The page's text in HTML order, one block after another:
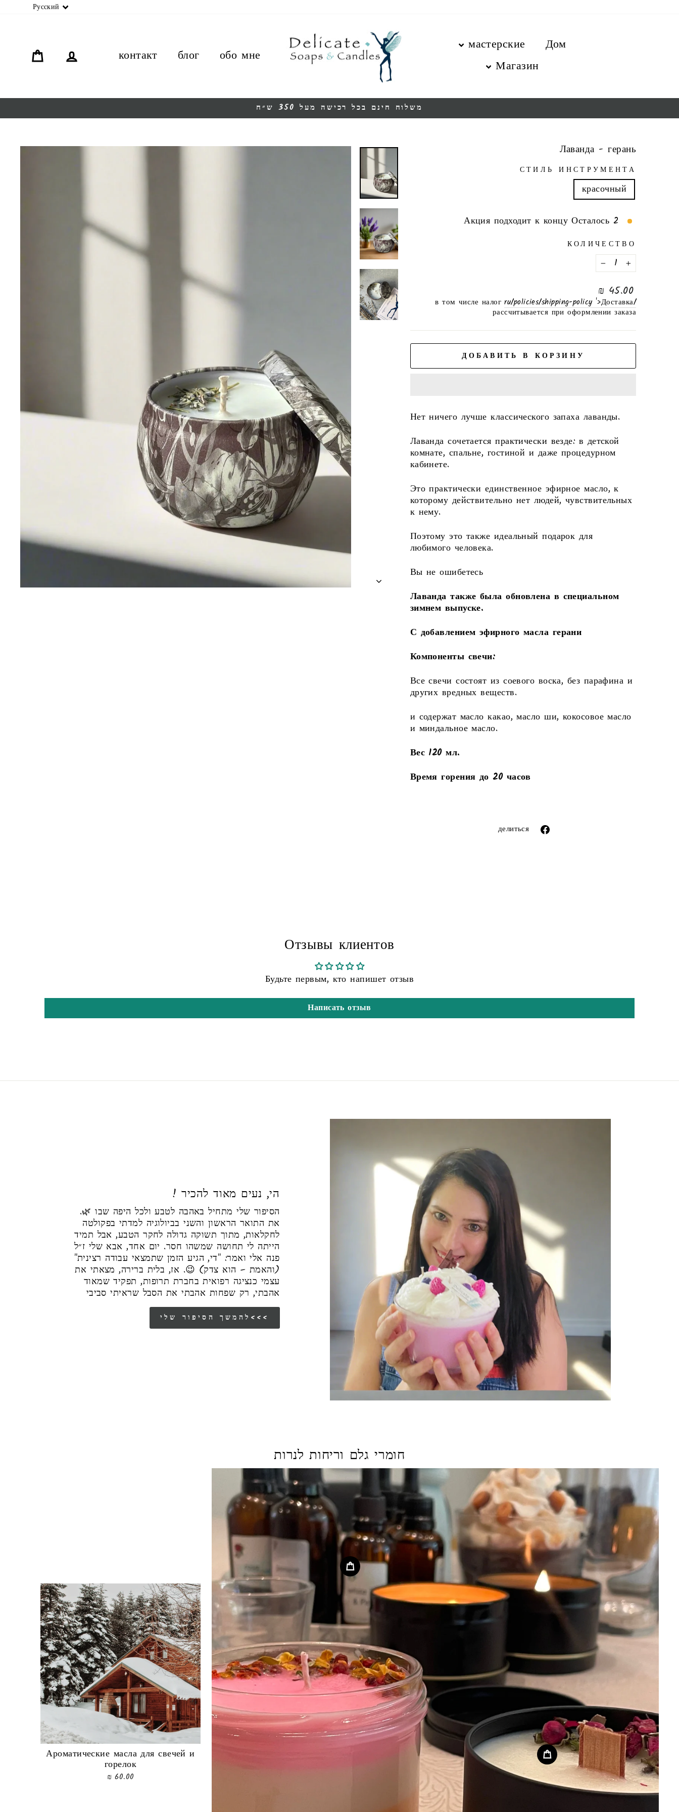
язык
Русский
Дом
мастерские
Магазин
обо мне
блог
контакт
связь
Остановить
משלוח חינם בכל רכישה מעל 350 ש״ח
Лаванда - герань
СТИЛЬ ИНСТРУМЕНТА
красочный
Акция подходит к концу Осталось 2
КОЛИЧЕСТВО
−
+
нормальная
цена
45.00 ₪
в том числе налог
/ru/policies/shipping-policy '>Доставка
рассчитывается при оформлении заказа
ДОБАВИТЬ В КОРЗИНУ
Нет ничего лучше классического запаха лаванды.
Лаванда сочетается практически везде: в детской
комнате, спальне, гостиной и даже процедурном
кабинете.
Это практически единственное эфирное масло, к
которому действительно нет людей, чувствительных
к нему.
Поэтому это также идеальный подарок для
любимого человека.
Вы не ошибетесь
Лаванда также была обновлена ​​в специальном
зимнем выпуске.
С добавлением эфирного масла герани
Компоненты свечи:
Все свечи состоят из соевого воска, без парафина и
других вредных веществ.
и содержат масло какао, масло ши, кокосовое масло
и миндальное масло.
Вес 120 мл.
Время горения до 20 часов
делиться
Отзывы клиентов
Будьте первым, кто напишет отзыв
Написать отзыв
! הי, נעים מאוד להכיר
את התואר הראשון והשני בביולוגיה למדתי בפקולטה
לחקלאות, מתוך תשוקה גדולה לחקר הטבע, אבל תמיד
הייתה לי תחושה שמשהו חסר. יום אחד, אבא שלי ז״ל
פנה אלי ואמר: "די, הגיע הזמן שתמצאי עבודה רצינית"
(והאמת – הוא צדק) 😉. אז, בלית ברירה, מצאתי את
עצמי כנציגה רפואית בחברת תרופות, תפקיד שמאוד
אהבתי, רק שפחות אהבתי את הסבל שראיתי סביבי
להמשך הסיפור שלי<<<
חומרי גלם וריחות לנרות
Ароматические масла для свечей и
горелок
60.00 ₪